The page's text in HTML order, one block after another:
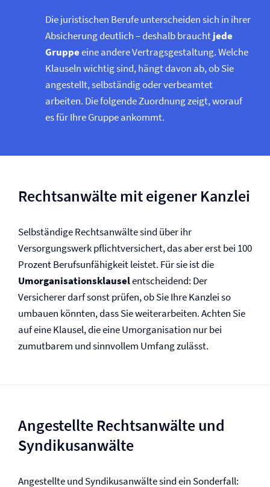
Die juristischen Berufe unterscheiden sich in ihrer
Absicherung deutlich – deshalb brauchtjede
Gruppeeine andere Vertragsgestaltung. Welche
Klauseln wichtig sind, hängt davon ab, ob Sie
angestellt, selbständig oder verbeamtet
arbeiten. Die folgende Zuordnung zeigt, worauf
es für Ihre Gruppe ankommt.
Rechtsanwälte mit eigener Kanzlei
Selbständige Rechtsanwälte sind über ihr
Versorgungswerk pflichtversichert, das aber erst bei 100
Prozent Berufs­unfähigkeit leistet. Für sie ist die
Umorganisationsklauselentscheidend: Der
Versicherer darf sonst prüfen, ob Sie Ihre Kanzlei so
umbauen könnten, dass Sie weiterarbeiten. Achten Sie
auf eine Klausel, die eine Umorganisation nur bei
zumutbarem und sinnvollem Umfang zulässt.
Angestellte Rechtsanwälte und
Syndikusanwälte
Angestellte und Syndikusanwälte sind ein Sonderfall: